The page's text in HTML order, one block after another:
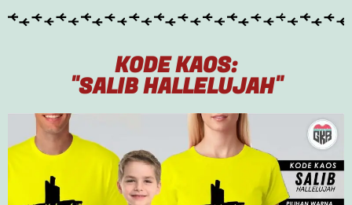
KODE KAOS:
"SALIB HALLELUJAH"